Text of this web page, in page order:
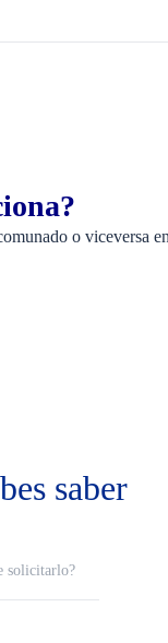
o viceversa
saber
solicitarlo?